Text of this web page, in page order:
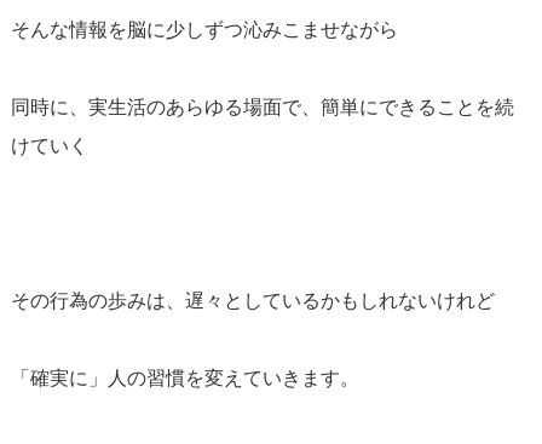
そんな情報を脳に少しずつ沁みこませながら
同時に、実生活のあらゆる場面で、簡単にできることを続
けていく
その行為の歩みは、遅々としているかもしれないけれど
「確実に」人の習慣を変えていきます。